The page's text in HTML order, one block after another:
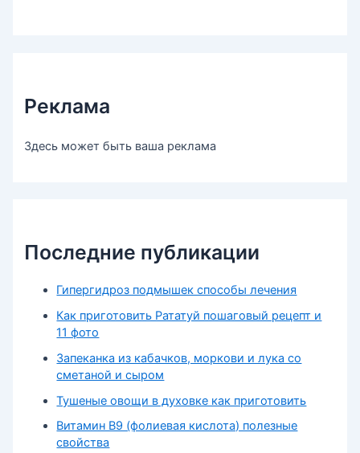
Реклама
Здесь может быть ваша реклама
Последние публикации
Гипергидроз подмышек способы лечения
Как приготовить Рататуй пошаговый рецепт и
11 фото
Запеканка из кабачков, моркови и лука со
сметаной и сыром
Тушеные овощи в духовке как приготовить
Витамин В9 (фолиевая кислота) полезные
свойства